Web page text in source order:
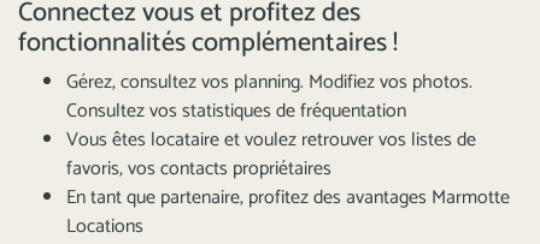
Connectez vous et profitez des
fonctionnalités complémentaires !
Gérez, consultez vos planning. Modifiez vos photos.
Consultez vos statistiques de fréquentation
Vous êtes locataire et voulez retrouver vos listes de
favoris, vos contacts propriétaires
En tant que partenaire, profitez des avantages Marmotte
Locations